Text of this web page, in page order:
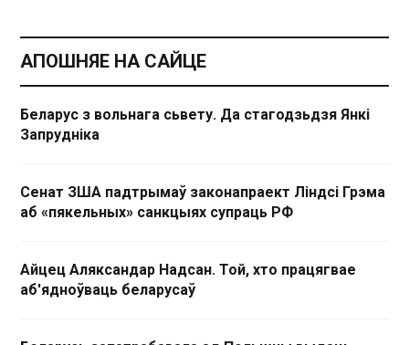
АПОШНЯЕ НА САЙЦЕ
Беларус з вольнага сьвету. Да стагодзьдзя Янкі
Запрудніка
Сенат ЗША падтрымаў законапраект Ліндсі Грэма
аб «пякельных» санкцыях супраць РФ
Айцец Аляксандар Надсан. Той, хто працягвае
аб'ядноўваць беларусаў